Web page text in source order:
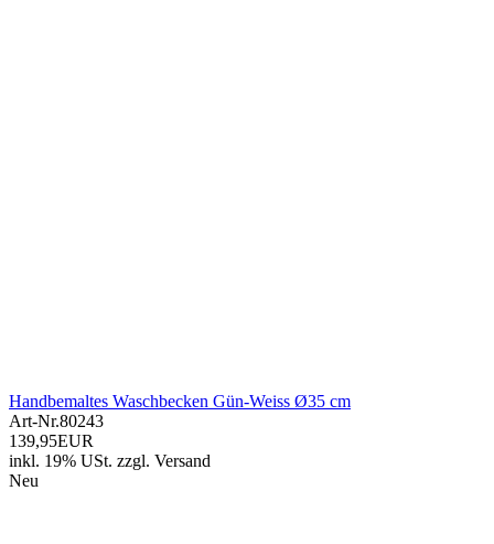
Handbemaltes Waschbecken Gün-Weiss Ø35 cm
Art-Nr.80243
139,95EUR
inkl. 19% USt. zzgl. Versand
Neu